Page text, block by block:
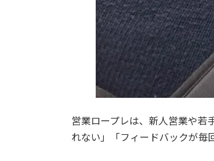
営業ロープレは、新人営業や若
れない」「フィードバックが毎